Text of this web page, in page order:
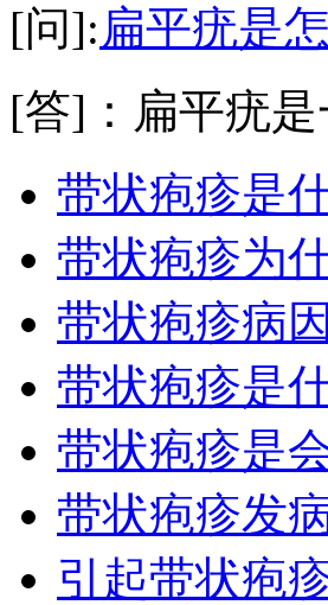
[问]:扁平疣是
[答]：扁平疣
带状疱疹是
带状疱疹为
带状疱疹病
带状疱疹是
带状疱疹是
带状疱疹发
引起带状疱